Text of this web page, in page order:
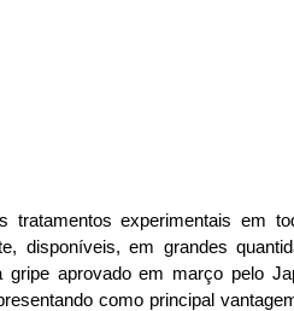
tratamentos experimentais em
disponíveis, em grandes
gripe aprovado em março pelo
como principal